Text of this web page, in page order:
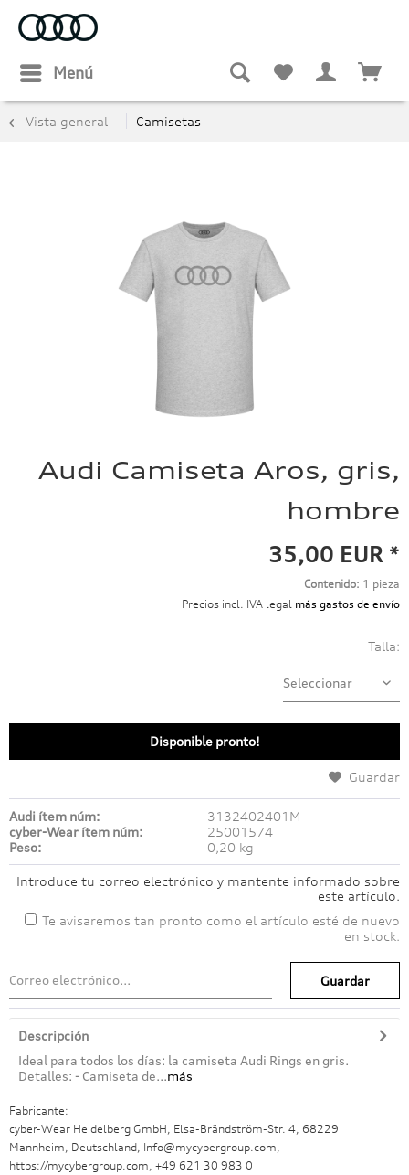
Menú
Vista general Camisetas
Audi Camiseta Aros, gris,
hombre
35,00 EUR *
Contenido: 1 pieza
Precios incl. IVA legal más gastos de envío
Talla:
Disponible pronto!
Guardar
Audi ítem núm:
3132402401M
cyber-Wear ítem núm:
25001574
Peso:
0,20 kg
Introduce tu correo electrónico y mantente informado sobre
este artículo.
Te avisaremos tan pronto como el artículo esté de nuevo
en stock.
Guardar
Descripción
Ideal para todos los días: la camiseta Audi Rings en gris.
Detalles: - Camiseta de...más
Fabricante:
cyber-Wear Heidelberg GmbH, Elsa-Brändström-Str. 4, 68229
Mannheim, Deutschland, Info@mycybergroup.com,
https://mycybergroup.com, +49 621 30 983 0